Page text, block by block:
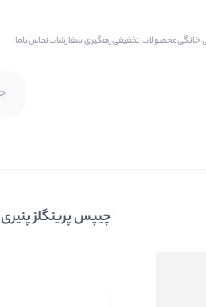
خانگیمحصولات تخفیفیرهگیری سفارشاتتماس‌با‌ما
بادام
چیپس پرینگلز